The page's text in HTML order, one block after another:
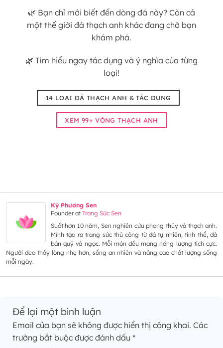
🌿 Bạn chỉ mới biết đến dòng đá này? Còn cả
một thế giới đá thạch anh khác đang chờ bạn
khám phá.
🌿 Tìm hiểu ngay tác dụng và ý nghĩa của từng
loại!
14 LOẠI ĐÁ THẠCH ANH & TÁC DỤNG
XEM 99+ VÒNG THẠCH ANH
Kỳ Phương Sen
FounderatTrang Sức Sen
Suốt hơn 10 năm, Sen nghiên cứu phong thủy và thạch anh.
Mình tạo ra trang sức thủ công từ đá tự nhiên, tinh thể, đá
bán quý và ngọc. Mỗi món đều mang năng lượng tích cực.
Người đeo thấy lòng nhẹ hơn, sống an nhiên và nâng cao chất lượng sống
mỗi ngày.
Để lại một bình luận
Email của bạn sẽ không được hiển thị công khai. Các
trường bắt buộc được đánh dấu *